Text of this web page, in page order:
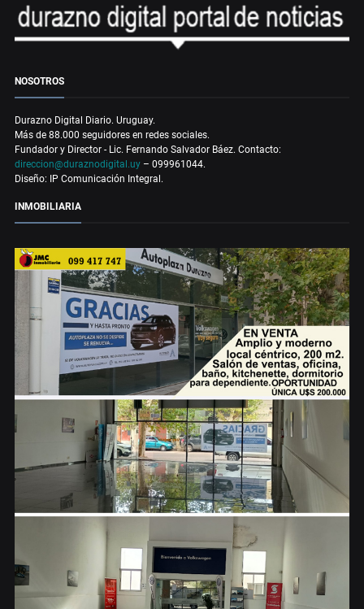
NOSOTROS
Durazno Digital Diario. Uruguay.
Más de 88.000 seguidores en redes sociales.
Fundador y Director - Lic. Fernando Salvador Báez. Contacto:
direccion@duraznodigital.uy – 099961044.
Diseño: IP Comunicación Integral.
INMOBILIARIA